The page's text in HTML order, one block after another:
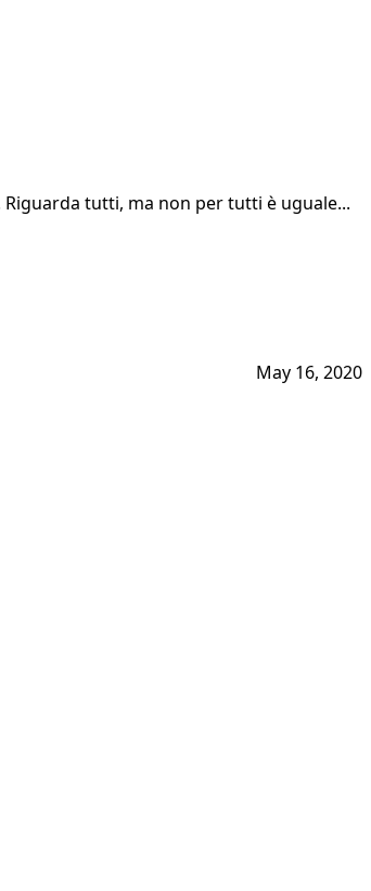
tutti, ma non per tutti è uguale...
May 16, 2020